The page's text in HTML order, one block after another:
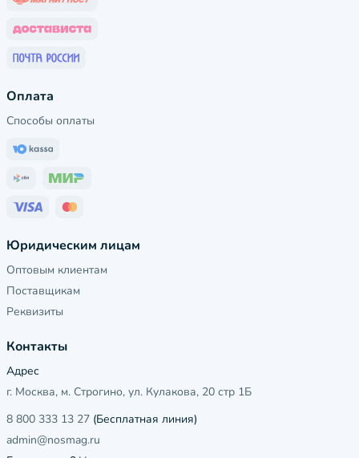
Оплата
Способы оплаты
Юридическим лицам
Оптовым клиентам
Поставщикам
Реквизиты
Контакты
Адрес
г. Москва, м. Строгино, ул. Кулакова, 20 стр 1Б
8 800 333 13 27 (Бесплатная линия)
admin@nosmag.ru